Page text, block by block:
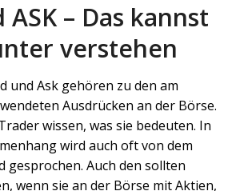
ASK – Das kannst
verstehen
und Ask gehören zu den am
Ausdrücken an der Börse.
wissen, was sie bedeuten. In
wird auch oft von dem
gesprochen. Auch den sollten
wenn sie an der Börse mit Aktien,